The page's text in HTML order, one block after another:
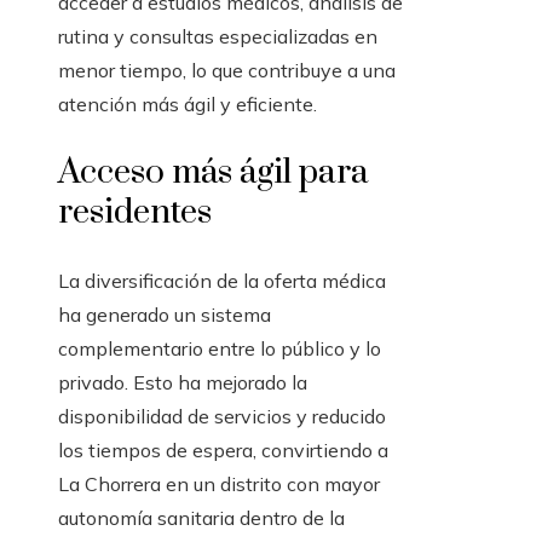
rutina y consultas especializadas en
menor tiempo, lo que contribuye a una
atención más ágil y eficiente.
Acceso más ágil para
residentes
La diversificación de la oferta médica
ha generado un sistema
complementario entre lo público y lo
privado. Esto ha mejorado la
disponibilidad de servicios y reducido
los tiempos de espera, convirtiendo a
La Chorrera en un distrito con mayor
autonomía sanitaria dentro de la